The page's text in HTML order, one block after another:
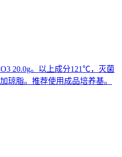
20.0g。以上成分121℃，灭菌
琼脂。推荐使用成品培养基。